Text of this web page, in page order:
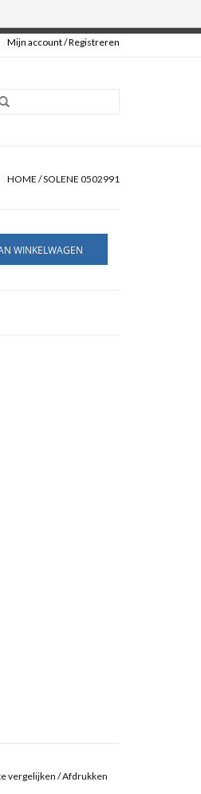
Mijn account / Registreren
HOME /SOLENE 0502991
WINKELWAGEN
vergelijken /Afdrukken